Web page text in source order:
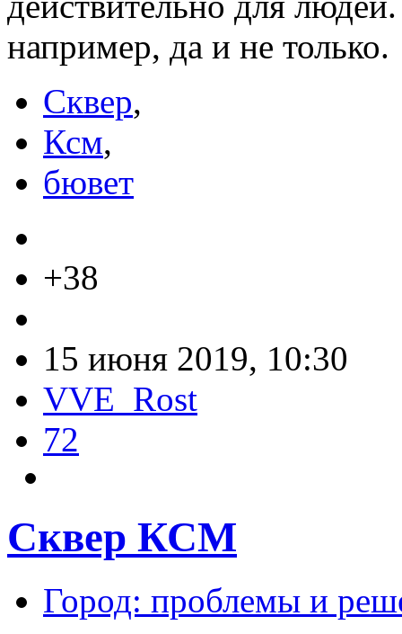
например, да и не только.
Сквер,
Ксм,
бювет
+38
15 июня 2019, 10:30
VVE_Rost
72
Сквер КСМ
Город: проблемы и